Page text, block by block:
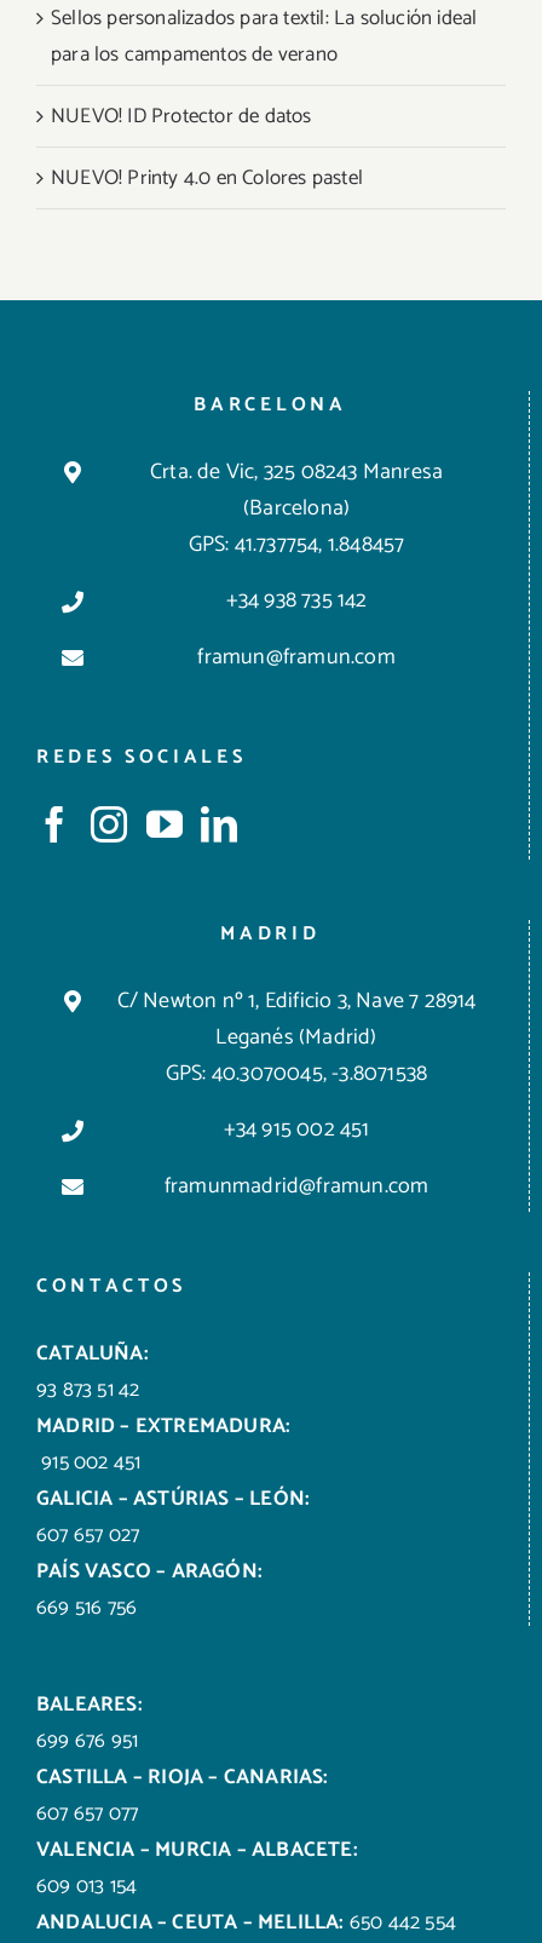
Sellos personalizados para textil: La solución ideal
para los campamentos de verano
NUEVO! ID Protector de datos
NUEVO! Printy 4.0 en Colores pastel
BARCELONA
Crta. de Vic, 325 08243 Manresa
(Barcelona)
GPS: 41.737754, 1.848457
+34 938 735 142
framun@framun.com
REDES SOCIALES
MADRID
C/ Newton nº 1, Edificio 3, Nave 7 28914
Leganés (Madrid)
GPS: 40.3070045, -3.8071538
+34 915 002 451
framunmadrid@framun.com
CONTACTOS
CATALUÑA:
93 873 51 42
MADRID – EXTREMADURA:
915 002 451
GALICIA – ASTÚRIAS – LEÓN:
607 657 027
PAÍS VASCO – ARAGÓN:
669 516 756
BALEARES:
699 676 951
CASTILLA – RIOJA – CANARIAS:
607 657 077
VALENCIA – MURCIA – ALBACETE:
609 013 154
ANDALUCIA – CEUTA – MELILLA: 650 442 554